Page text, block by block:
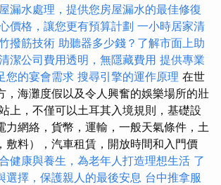
漏水處理，提供您房屋漏水的最佳修復
價格，讓您更有預算計劃 一小時居家清
撥筋技術 助聽器多少錢？了解市面上助
潔公司費用透明，無隱藏費用 提供專業
您的宴會需求 搜尋引擎的運作原理 在世
，海灘度假以及令人興奮的娛樂場所的壯
上，不僅可以土耳其入境規則，基礎設
力網絡，貨幣，運輸，一般天氣條件，土
敷料），汽車租賃，開放時間和入門價
健康與養生，為老年人打造理想生活 了
選擇，保護親人的最後安息 台中推拿服